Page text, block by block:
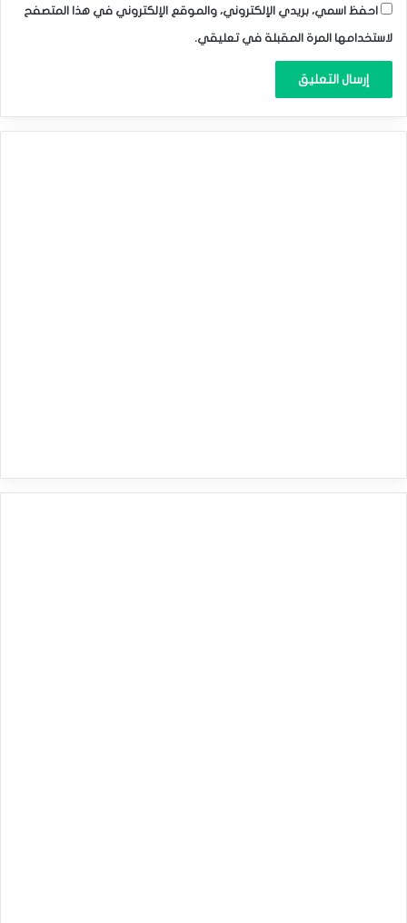
احفظ اسمي، بريدي الإلكتروني، والموقع الإلكتروني في هذا المتصفح
لاستخدامها المرة المقبلة في تعليقي.